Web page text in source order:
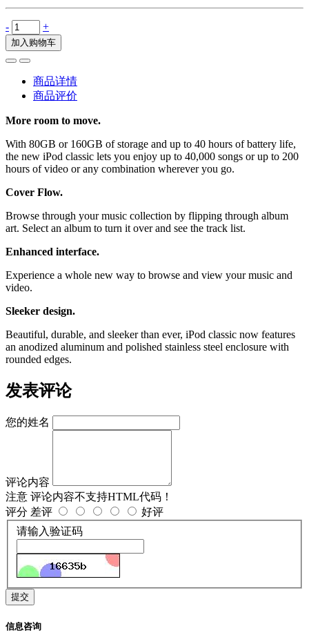
- +
加入购物车
商品详情
商品评价
More room to move.
With 80GB or 160GB of storage and up to 40 hours of battery life,
the new iPod classic lets you enjoy up to 40,000 songs or up to 200
hours of video or any combination wherever you go.
Cover Flow.
Browse through your music collection by flipping through album
art. Select an album to turn it over and see the track list.
Enhanced interface.
Experience a whole new way to browse and view your music and
video.
Sleeker design.
Beautiful, durable, and sleeker than ever, iPod classic now features
an anodized aluminum and polished stainless steel enclosure with
rounded edges.
发表评论
您的姓名
评论内容
注意 评论内容不支持HTML代码！
评分 差评
好评
请输入验证码
提交
信息咨询